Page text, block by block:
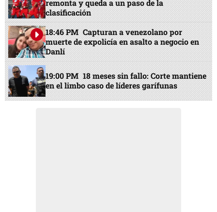
remonta y queda a un paso de la
clasificación
18:46 PM Capturan a venezolano por
muerte de expolicía en asalto a negocio en
Danlí
19:00 PM 18 meses sin fallo: Corte mantiene
en el limbo caso de líderes garífunas